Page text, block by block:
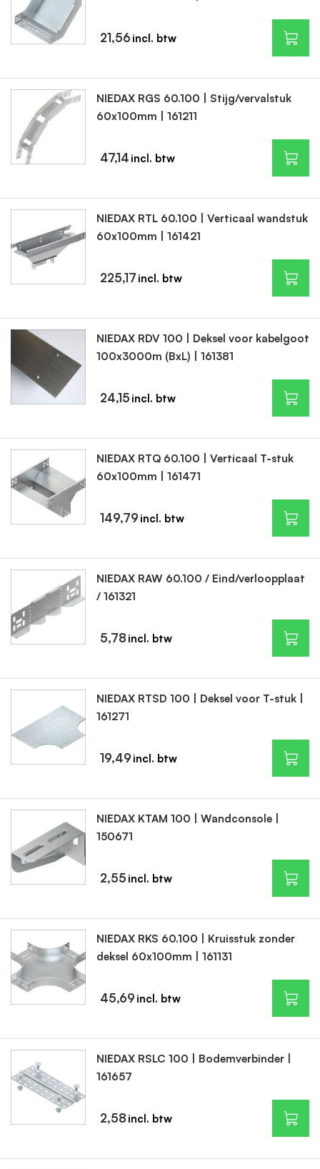
21,56
NIEDAX RGS 60.100 | Stijg/vervalstuk
60x100mm | 161211
47,14
NIEDAX RTL 60.100 | Verticaal wandstuk
60x100mm | 161421
225,17
NIEDAX RDV 100 | Deksel voor kabelgoot
100x3000m (BxL) | 161381
24,15
NIEDAX RTQ 60.100 | Verticaal T-stuk
60x100mm | 161471
149,79
NIEDAX RAW 60.100 / Eind/verloopplaat
/ 161321
5,78
NIEDAX RTSD 100 | Deksel voor T-stuk |
161271
19,49
NIEDAX KTAM 100 | Wandconsole |
150671
2,55
NIEDAX RKS 60.100 | Kruisstuk zonder
deksel 60x100mm | 161131
45,69
NIEDAX RSLC 100 | Bodemverbinder |
161657
2,58